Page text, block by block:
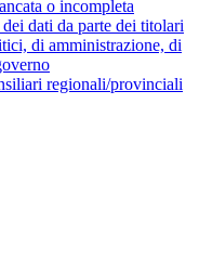
o incompleta
dati da parte dei titolari
di amministrazione, di
regionali/provinciali